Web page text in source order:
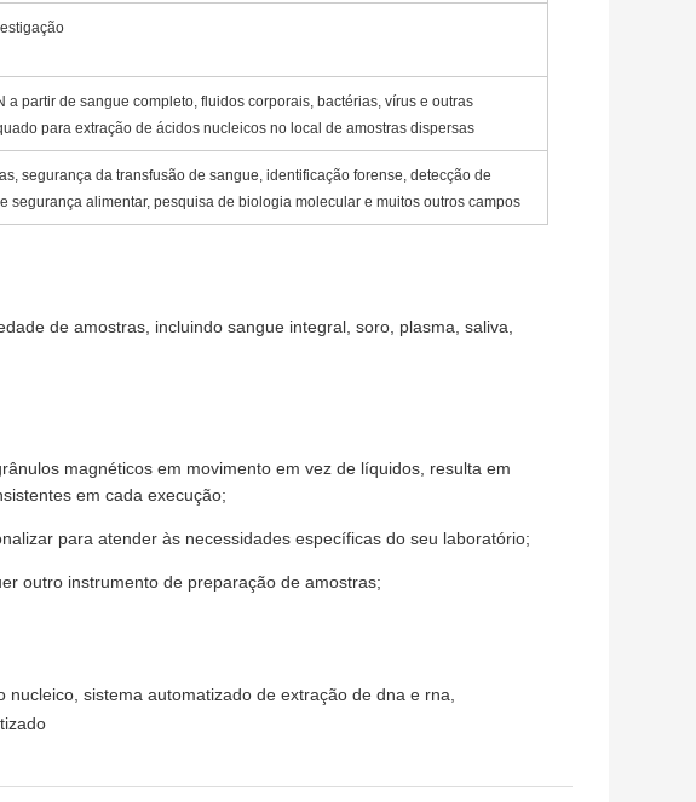
a partir de sangue completo, fluidos corporais, bactérias, vírus e outras
para extração de ácidos nucleicos no local de amostras dispersas
segurança da transfusão de sangue, identificação forense, detecção de
segurança alimentar, pesquisa de biologia molecular e muitos outros campos
de amostras, incluindo sangue integral, soro, plasma, saliva,
magnéticos em movimento em vez de líquidos, resulta em
em cada execução;
para atender às necessidades específicas do seu laboratório;
outro instrumento de preparação de amostras;
nucleico, sistema automatizado de extração de dna e rna,